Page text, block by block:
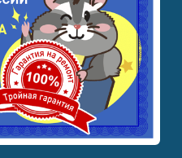
Стоимость от (в
т.ч. НДС)